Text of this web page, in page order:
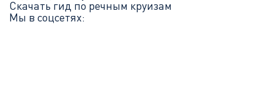
Скачать гид по речным круизам
Мы в соцсетях: